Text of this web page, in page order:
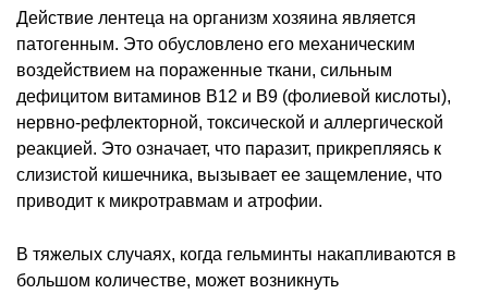
Действие лентеца на организм хозяина является
патогенным. Это обусловлено его механическим
воздействием на пораженные ткани, сильным
дефицитом витаминов В12 и В9 (фолиевой кислоты),
нервно-рефлекторной, токсической и аллергической
реакцией. Это означает, что паразит, прикрепляясь к
слизистой кишечника, вызывает ее защемление, что
приводит к микротравмам и атрофии.
В тяжелых случаях, когда гельминты накапливаются в
большом количестве, может возникнуть